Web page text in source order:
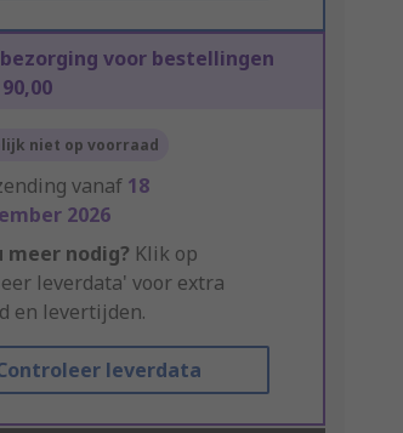
bezorging voor bestellingen
niet op voorraad
vanaf 18
2026
meer nodig? Klik op
leverdata' voor extra
en levertijden.
leverdata